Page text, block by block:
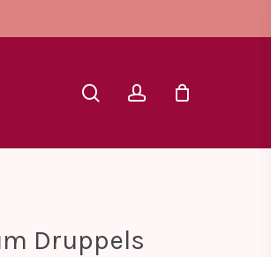
searchaccount
Druppels